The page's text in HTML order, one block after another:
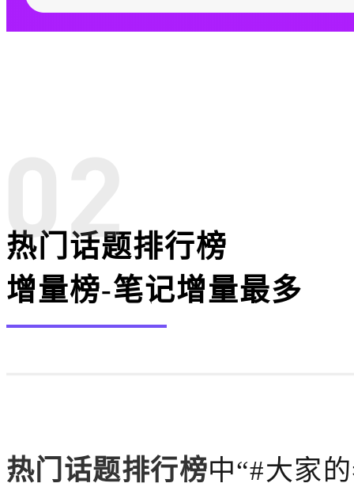
热门话题排行榜
增量榜-笔记增量最多
热门话题排行榜中“#大家